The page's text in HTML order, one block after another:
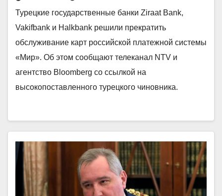
Турецкие государственные банки Ziraat Bank,
Vakifbank и Halkbank решили прекратить
обслуживание карт российской платежной системы
«Мир». Об этом сообщают телеканал NTV и
агентство Bloomberg со ссылкой на
высокопоставленного турецкого чиновника.